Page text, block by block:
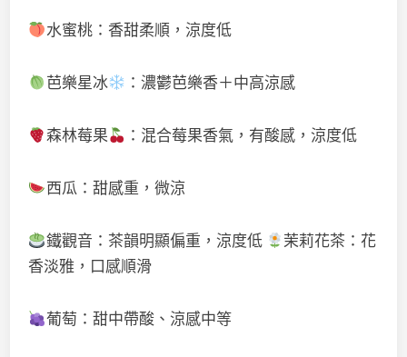
水蜜桃：香甜柔順，涼度低
芭樂星冰 ：濃鬱芭樂香＋中高涼感
森林莓果 ：混合莓果香氣，有酸感，涼度低
西瓜：甜感重，微涼
鐵觀音：茶韻明顯偏重，涼度低
茉莉花茶：花
香淡雅，口感順滑
葡萄：甜中帶酸、涼感中等